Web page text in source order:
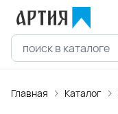
Главная Каталог